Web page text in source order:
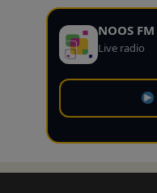
NOOS FM
Live radio